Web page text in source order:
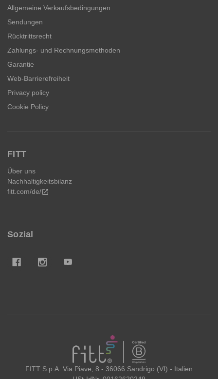
Allgemeine Verkaufsbedingungen
Sendungen
Rücktrittsrecht
Zahlungs- und Rechnungsmethoden
Garantie
Web-Barrierefreiheit
Privacy policy
Cookie Policy
FITT
Über uns
Nachhaltigkeitsbilanz
fitt.com/de/open_in_new
Sozial
FITT
FITT S.p.A. Via Piave, 8 - 36066 Sandrigo (VI) - Italien